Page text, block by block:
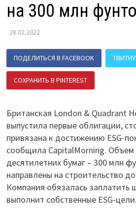
на 300 млн
28.02.2022
ПОДЕЛИТЬСЯ В FACEBOOK
СОХРАНИТЬ В PINTEREST
Британская London & Quadrant
выпустила первые облигации,
привязана к достижению ESG-
сообщила CapitalMorning. Объем
десятилетних бумаг – 300 млн
направлены на строительство
Компания обязалась заплатить
выполнит собственные ESG-цели.